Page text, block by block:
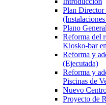
Plan Director
Plano
Reforma del
Kiosko-bar
Reforma y
(Ejecutada)
Reforma y
Piscinas de
Nuevo
Proyecto de